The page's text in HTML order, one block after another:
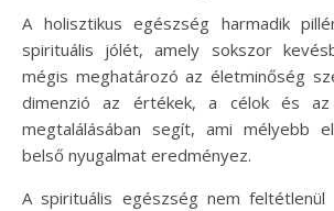
A holisztikus egészség harmadik
spirituális jólét, amely sokszor
mégis meghatározó az életminőség
dimenzió az értékek, a célok és
megtalálásában segít, ami mélyebb
belső nyugalmat eredményez.
A spirituális egészség nem feltétlenül